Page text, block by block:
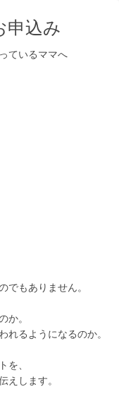
申込み
ているママへ
でもありません。
か。
れるようになるのか。
を、
えします。